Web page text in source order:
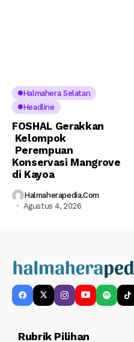
Halmahera Selatan
Headline
FOSHAL Gerakkan
Kelompok
Perempuan
Konservasi Mangrove
di Kayoa
Halmaherapedia.com
Agustus 4, 2026
Rubrik Pilihan